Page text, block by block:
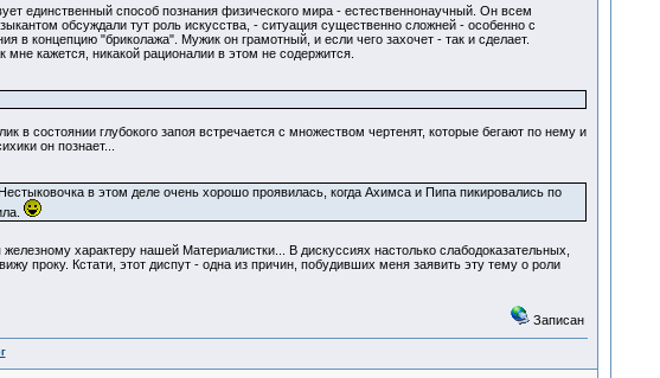
единственный способ познания физического мира - естественнонаучный. Он всем
обсуждали тут роль искусства, - ситуация существенно сложней - особенно с
в концепцию "бриколажа". Мужик он грамотный, и если чего захочет - так и сделает.
кажется, никакой рационалии в этом не содержится.
в состоянии глубокого запоя встречается с множеством чертенят, которые бегают по нему и
он познает...
в этом деле очень хорошо проявилась, когда Ахимса и Пипа пикировались по
характеру нашей Материалистки... В дискуссиях настолько слабодоказательных,
проку. Кстати, этот диспут - одна из причин, побудивших меня заявить эту тему о роли
Записан